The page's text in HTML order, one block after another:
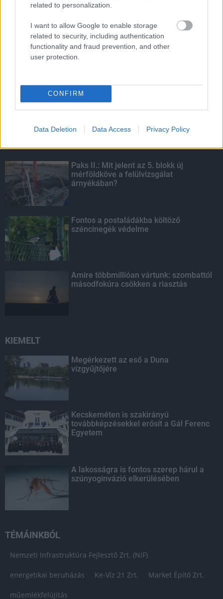
related to personalization.
I want to allow Google to enable storage
related to security, including authentication
functionality and fraud prevention, and other
user protection.
CONFIRM
Data Deletion Data Access Privacy Policy
HIRDETÉS
HIRDETÉS
LEGOLVASOTTABB
Paks II.: Mit jelent az 5. blokk új
mérföldköve a felülvizsgálat
árnyékában?
Fontos a postaládákba költöző
széncinegék védelme
Amire többmillióan vártunk: szombattól
másodfokúra csökken a riasztás
KIEMELT
Megérkezett az eső a Duna
vízgyűjtőjére
Kecskeméten is szakirányú
továbbképzésekkel erősít a Gál Ferenc
Egyetem
A lakosságra is fontos szerep hárul a
szúnyoginvázió elkerülésében
TÉMÁINKBÓL
Nemzeti Infrastruktúra Fejlesztő Zrt. (NIF)
energetikai beruházás Ke-Víz 21 Zrt. Market Építő Zrt.
műemlékfelújítás